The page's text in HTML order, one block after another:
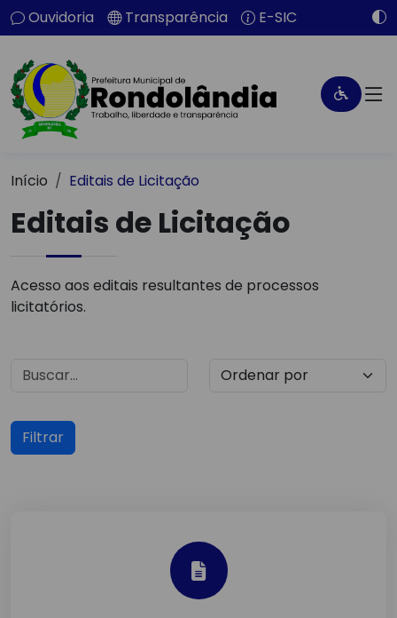
Ouvidoria Transparência E-SIC
Início Editais de Licitação
Editais de Licitação
Acesso aos editais resultantes de processos
licitatórios.
Filtrar